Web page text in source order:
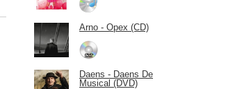
Arno - Opex (CD)
Daens - Daens De
Musical (DVD)